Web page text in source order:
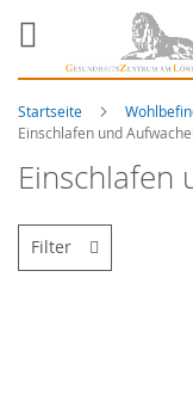
Startseite
Einschlafen und
Einschlafen
Filter